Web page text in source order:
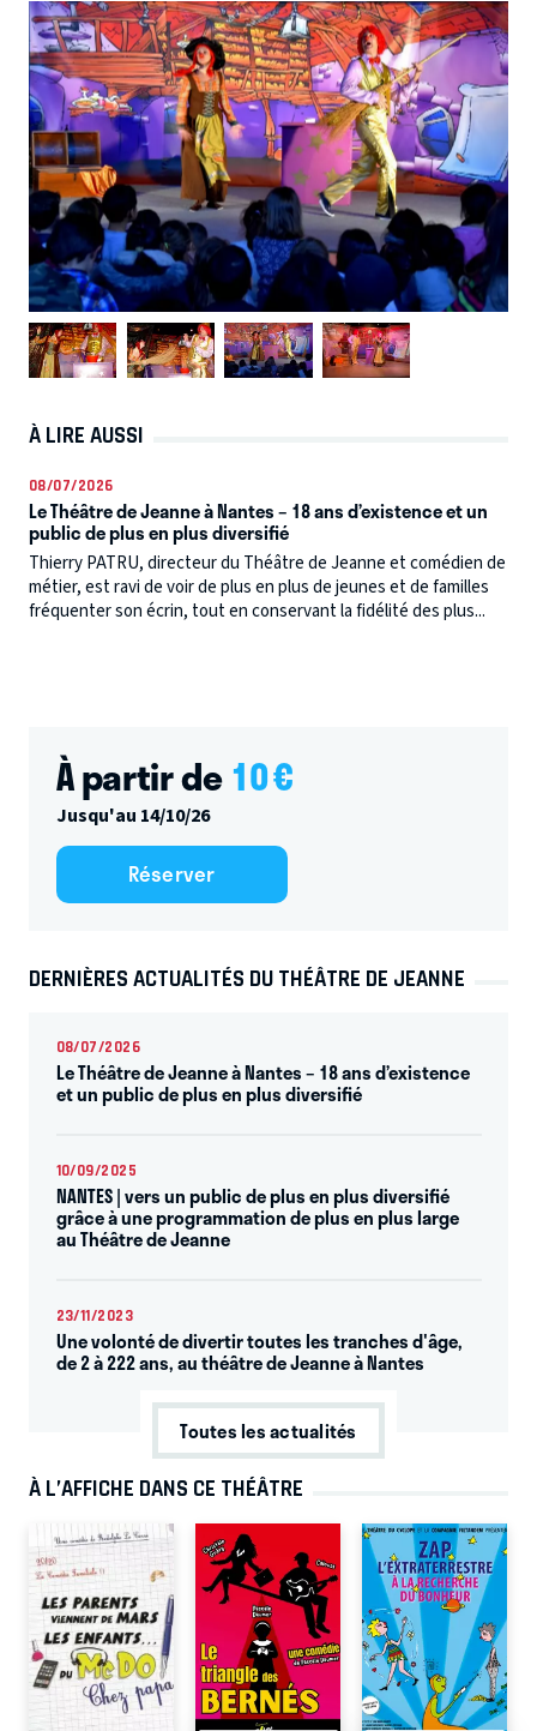
À LIRE AUSSI
08/07/2026
Le Théâtre de Jeanne à Nantes – 18 ans d’existence et un
public de plus en plus diversifié
Thierry PATRU, directeur du Théâtre de Jeanne et comédien de
métier, est ravi de voir de plus en plus de jeunes et de familles
fréquenter son écrin, tout en conservant la fidélité des plus...
À partir de10€
Jusqu'au 14/10/26
Réserver
DERNIÈRES ACTUALITÉS DU THÉÂTRE DE JEANNE
08/07/2026
Le Théâtre de Jeanne à Nantes – 18 ans d’existence
et un public de plus en plus diversifié
10/09/2025
NANTES | vers un public de plus en plus diversifié
grâce à une programmation de plus en plus large
au Théâtre de Jeanne
23/11/2023
Une volonté de divertir toutes les tranches d'âge,
de 2 à 222 ans, au théâtre de Jeanne à Nantes
Toutes les actualités
À L’AFFICHE DANS CE THÉÂTRE